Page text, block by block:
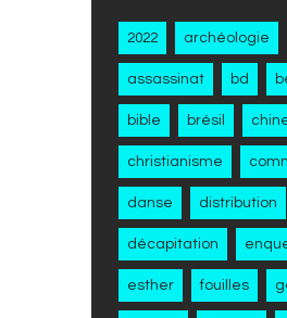
2022 archéologie
assassinat bd
bible brésil
christianisme
danse distribution
décapitation
esther fouilles